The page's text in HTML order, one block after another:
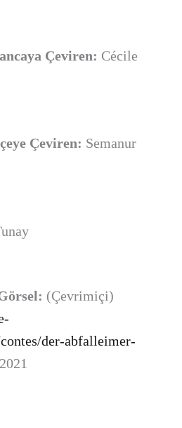
Çeviren: Cécile
Çeviren: Semanur
(Çevrimiçi)
der-abfalleimer-